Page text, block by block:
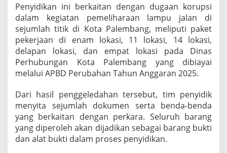
o
s
P
e
l
i
h
a
r
a
Penyidikan ini berkaitan dengan dugaan korupsi
dalam kegiatan pemeliharaan lampu jalan di
sejumlah titik di Kota Palembang, meliputi paket
pekerjaan di enam lokasi, 11 lokasi, 14 lokasi,
delapan lokasi, dan empat lokasi pada Dinas
Perhubungan Kota Palembang yang dibiayai
melalui APBD Perubahan Tahun Anggaran 2025.
Dari hasil penggeledahan tersebut, tim penyidik
menyita sejumlah dokumen serta benda-benda
yang berkaitan dengan perkara. Seluruh barang
yang diperoleh akan dijadikan sebagai barang bukti
dan alat bukti dalam proses penyidikan.